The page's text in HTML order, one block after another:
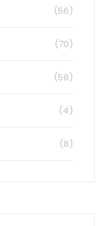
(56)
(70)
(58)
(4)
(8)